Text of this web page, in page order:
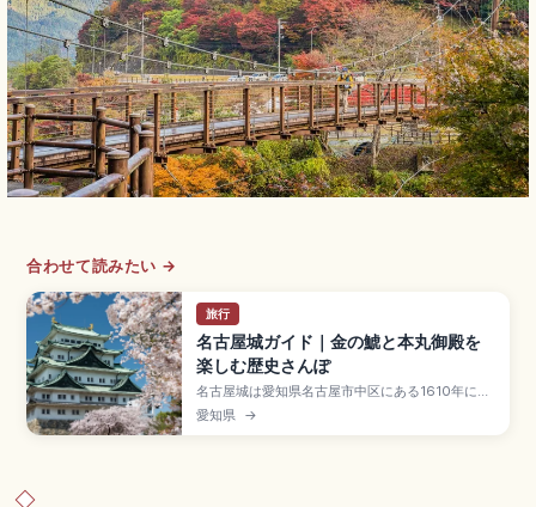
合わせて読みたい →
旅行
名古屋城ガイド｜金の鯱と本丸御殿を
楽しむ歴史さんぽ
名古屋城は愛知県名古屋市中区にある1610年に徳
川家康の命で築城された名城で、尾張徳川家の居
城として繁栄したスポット。屋根の金の鯱(雄
愛知県 →